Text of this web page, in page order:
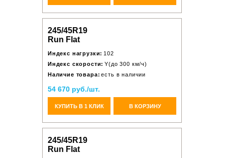
245/45R19
Run Flat
Индекс нагрузки: 102
Индекс скорости: Y(до 300 км/ч)
Наличие товара: есть в наличии
54 670 руб./шт.
КУПИТЬ В 1 КЛИК В КОРЗИНУ
245/45R19
Run Flat